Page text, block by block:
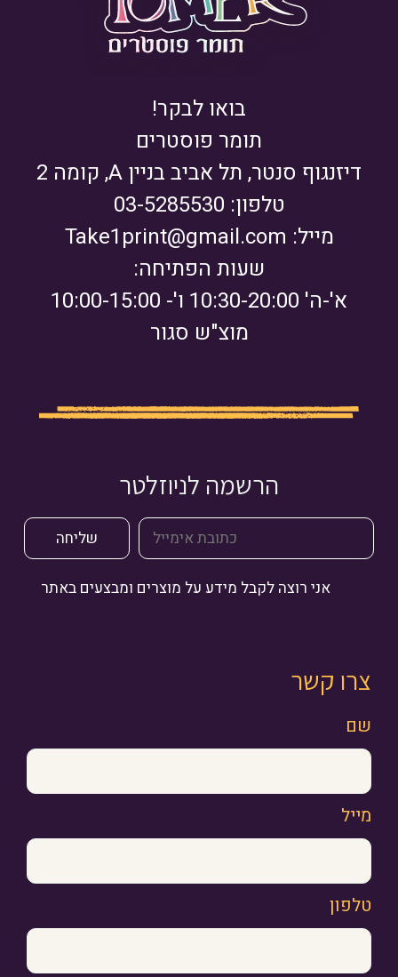
בואו לבקר!
תומר פוסטרים
דיזנגוף סנטר, תל אביב בניין A, קומה 2
טלפון: 03-5285530
מייל: Take1print@gmail.com
שעות הפתיחה:
א'-ה' 10:30-20:00 ו'- 10:00-15:00
מוצ"ש סגור
הרשמה לניוזלטר
אני רוצה לקבל מידע על מוצרים ומבצעים באתר
צרו קשר
שם
מייל
טלפון